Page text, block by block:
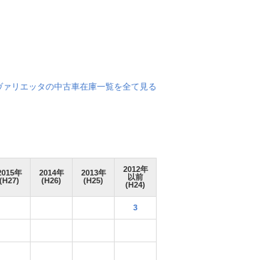
ァリエッタの中古車在庫一覧を全て見る
年
(H27)
2014年
(H26)
2013年
(H25)
2012年
以前
(H24)
3